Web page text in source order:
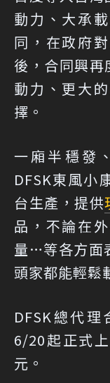
動力、大承
同，在政府
後，合同興再
動力、更大
擇。
一廂半穩發
DFSK東風小
台生產，提供
品，不論在
量…等各方面
頭家都能輕鬆
DFSK總代
6/20起正式
元。